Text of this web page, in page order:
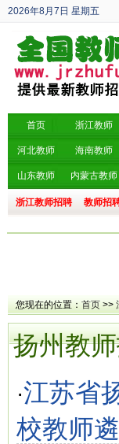
2026年8月7日 星期五
丙午年 六月廿五
首页 浙江教师
河北教师 海南教师
山东教师 内蒙古教师
浙江教师招聘 教师招
您现在的位置： 首页 >>
扬州教
·江苏省
校教师